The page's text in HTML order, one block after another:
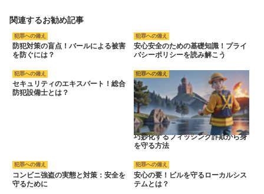
関連するお勧め記事
犯罪への備え
防犯対策の盲点！バールによる被害
を防ぐには？
犯罪への備え
安心安全のための基礎知識！プライ
バシーポリシーを読み解こう
犯罪への備え
セキュリティのエキスパート！総合
防犯設備士とは？
犯罪への備え
巧妙化するフィッシング詐欺から身
を守る方法
犯罪への備え
コンビニ強盗の実態と対策：安全を
守るために
犯罪への備え
安心の要！ビルを守るローカルシス
テムとは？